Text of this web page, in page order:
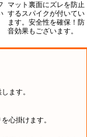
マット裏面にズレを防止
するスパイクが付いてい
ます。安全性を確保！防
音効果もございます。
ます。
心掛けます。